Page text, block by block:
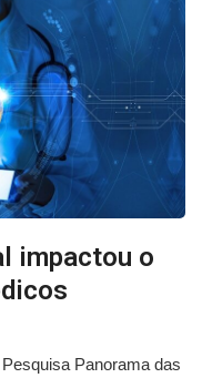
impactou o
Panorama das